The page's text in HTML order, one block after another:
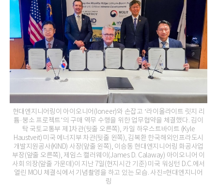
현대엔지니어링이 아이오니어(Ioneer)와 손잡고 ‘라이올라이트 릿지 리
튬·붕소 프로젝트’의 구매 역무 수행을 위한 업무협약을 체결했다. 김이
탁 국토교통부 제1차관(뒷줄 오른쪽), 카일 하우스트바이트 (Kyle
Haustveit) 미국 에너지부 차관(뒷줄 왼쪽), 김복환 한국해외인프라도시
개발지원공사(KIND) 사장(앞줄 왼쪽), 이승동 현대엔지니어링 화공사업
부장(앞줄 오른쪽), 제임스 캘러웨이(James D. Calaway) 아이오니어 이
사회 의장(앞줄 가운데)이 지난 7일(현지시간 기준) 미국 워싱턴 D.C.에서
열린 MOU 체결식에서 기념촬영을 하고 있는 모습. 사진=현대엔지니어
링